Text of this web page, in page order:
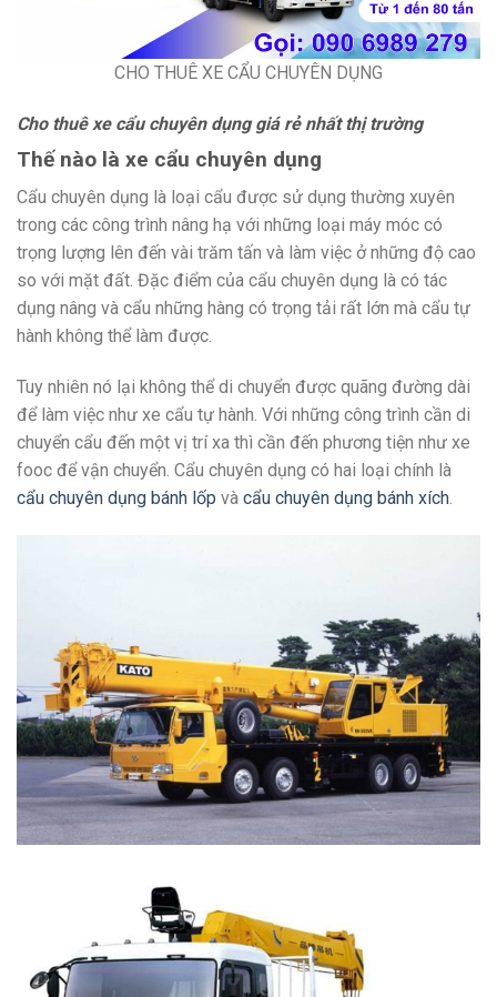
CHO THUÊ XE CẨU CHUYÊN DỤNG
Cho thuê xe cẩu chuyên dụng giá rẻ nhất thị trường
Thế nào là xe cẩu chuyên dụng
Cẩu chuyên dụng là loại cẩu được sử dụng thường xuyên
trong các công trình nâng hạ với những loại máy móc có
trọng lượng lên đến vài trăm tấn và làm việc ở những độ cao
so với mặt đất. Đặc điểm của cẩu chuyên dụng là có tác
dụng nâng và cẩu những hàng có trọng tải rất lớn mà cẩu tự
hành không thể làm được.
Tuy nhiên nó lại không thể di chuyển được quãng đường dài
để làm việc như xe cẩu tự hành. Với những công trình cần di
chuyển cẩu đến một vị trí xa thì cần đến phương tiện như xe
fooc để vận chuyển. Cẩu chuyên dụng có hai loại chính là
cẩu chuyên dụng bánh lốp và cẩu chuyên dụng bánh xích.